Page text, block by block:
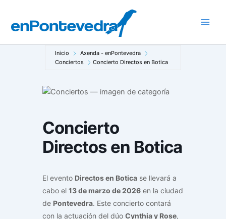
contenido
Inicio
Axenda - enPontevedra
Conciertos
Concierto Directos en Botica
Concierto
Directos en Botica
El evento Directos en Botica se llevará a
cabo el 13 de marzo de 2026 en la ciudad
de Pontevedra. Este concierto contará
con la actuación del dúo Cynthia y Rose,